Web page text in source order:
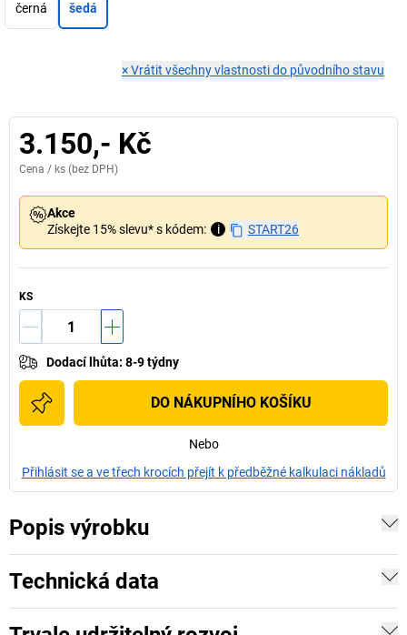
černá šedá
×Vrátit všechny vlastnosti do původního stavu
3.150,- Kč
Cena / ks (bez DPH)
Akce
Získejte 15% slevu* s kódem:
i START26
KS
Dodací lhůta: 8-9 týdny
DO NÁKUPNÍHO KOŠÍKU
Nebo
Přihlásit se a ve třech krocích přejít k předběžné kalkulaci nákladů
Popis výrobku
Technická data